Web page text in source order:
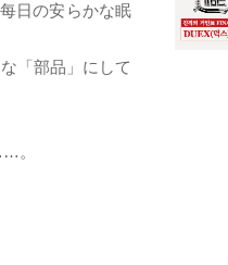
日の安らかな眠
「部品」にして
。